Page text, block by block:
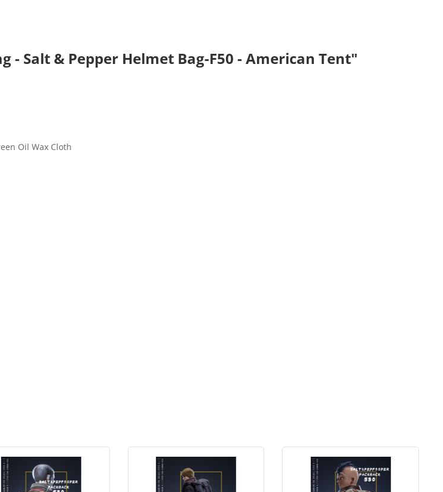
Salt & Pepper Helmet Bag-F50 - American Tent"
Oil Wax Cloth